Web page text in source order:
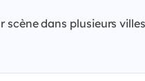
dans plusieurs